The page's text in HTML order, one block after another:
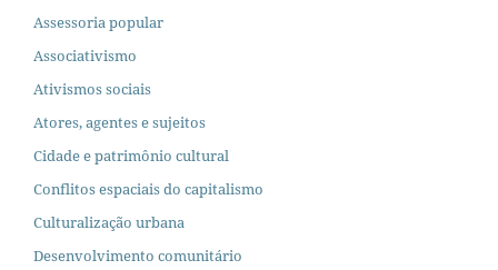
Assessoria popular
Associativismo
Ativismos sociais
Atores, agentes e sujeitos
Cidade e patrimônio cultural
Conflitos espaciais do capitalismo
Culturalização urbana
Desenvolvimento comunitário